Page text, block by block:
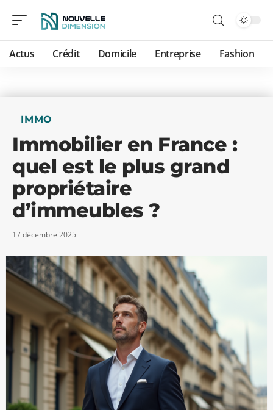
Actus Crédit Domicile Entreprise Fashion
IMMO
Immobilier en France :
quel est le plus grand
propriétaire
d’immeubles ?
17 décembre 2025